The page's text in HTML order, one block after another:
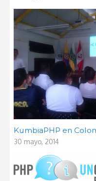
KumbiaPHP en
30 mayo, 2014